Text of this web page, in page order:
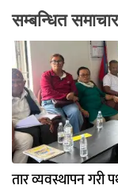
सम्बन्धित
तार व्यवस्थापन गरी